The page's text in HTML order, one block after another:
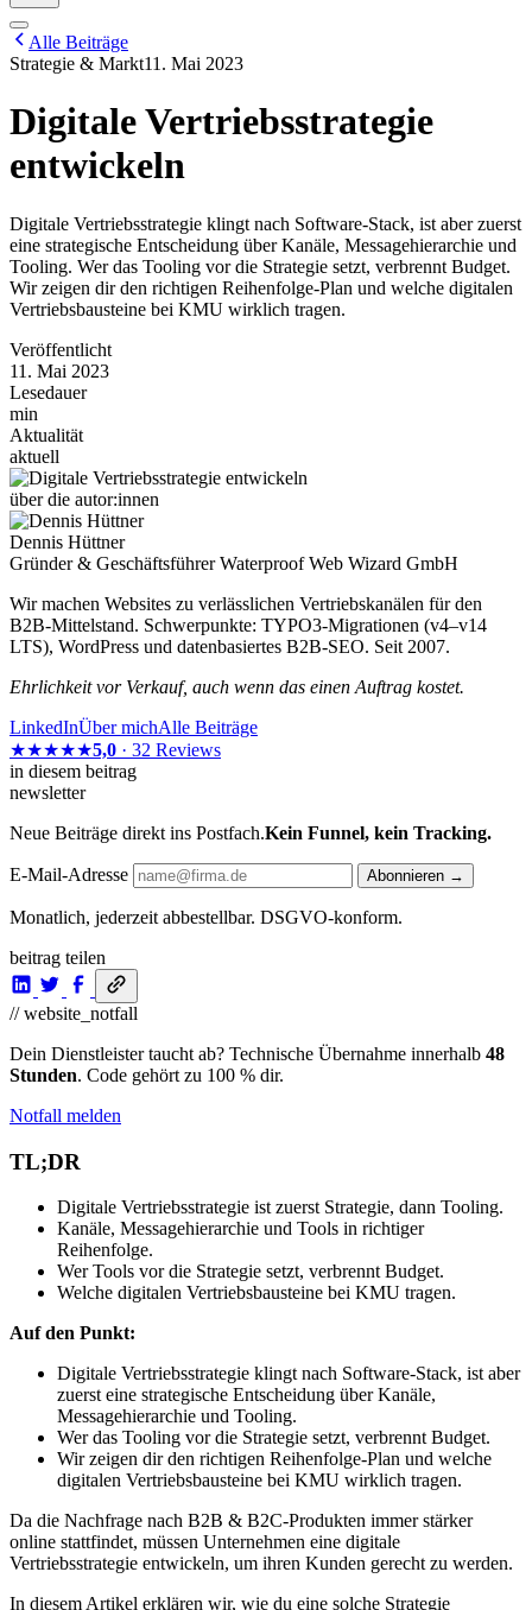
Alle Beiträge
Strategie & Markt11. Mai 2023
Digitale Vertriebsstrategie
entwickeln
Digitale Vertriebsstrategie klingt nach Software-Stack, ist aber zuerst
eine strategische Entscheidung über Kanäle, Messagehierarchie und
Tooling. Wer das Tooling vor die Strategie setzt, verbrennt Budget.
Wir zeigen dir den richtigen Reihenfolge-Plan und welche digitalen
Vertriebsbausteine bei KMU wirklich tragen.
Veröffentlicht
11. Mai 2023
Lesedauer
min
Aktualität
aktuell
über die autor:innen
Dennis Hüttner
Gründer & Geschäftsführer Waterproof Web Wizard GmbH
Wir machen Websites zu verlässlichen Vertriebskanälen für den
B2B-Mittelstand. Schwerpunkte: TYPO3-Migrationen (v4–v14
LTS), WordPress und datenbasiertes B2B-SEO. Seit 2007.
Ehrlichkeit vor Verkauf, auch wenn das einen Auftrag kostet.
LinkedInÜber michAlle Beiträge
★★★★★5,0 · 32 Reviews
in diesem beitrag
newsletter
Neue Beiträge direkt ins Postfach.Kein Funnel, kein Tracking.
E-Mail-Adresse Abonnieren →
Monatlich, jederzeit abbestellbar. DSGVO-konform.
beitrag teilen
// website_notfall
Dein Dienstleister taucht ab? Technische Übernahme innerhalb 48
Stunden. Code gehört zu 100 % dir.
Notfall melden
TL;DR
Digitale Vertriebsstrategie ist zuerst Strategie, dann Tooling.
Kanäle, Messagehierarchie und Tools in richtiger
Reihenfolge.
Wer Tools vor die Strategie setzt, verbrennt Budget.
Welche digitalen Vertriebsbausteine bei KMU tragen.
Auf den Punkt:
Digitale Vertriebsstrategie klingt nach Software-Stack, ist aber
zuerst eine strategische Entscheidung über Kanäle,
Messagehierarchie und Tooling.
Wer das Tooling vor die Strategie setzt, verbrennt Budget.
Wir zeigen dir den richtigen Reihenfolge-Plan und welche
digitalen Vertriebsbausteine bei KMU wirklich tragen.
Da die Nachfrage nach B2B & B2C-Produkten immer stärker
online stattfindet, müssen Unternehmen eine digitale
Vertriebsstrategie entwickeln, um ihren Kunden gerecht zu werden.
In diesem Artikel erklären wir, wie du eine solche Strategie